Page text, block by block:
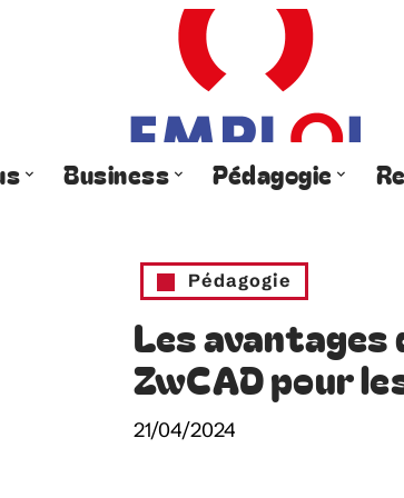
Business Pédagogie
Pédagogie
Les
ZwCAD pour
21/04/2024